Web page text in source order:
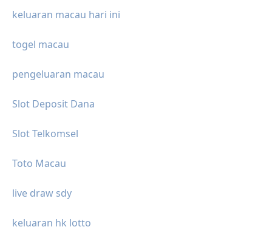
keluaran macau hari ini
togel macau
pengeluaran macau
Slot Deposit Dana
Slot Telkomsel
Toto Macau
live draw sdy
keluaran hk lotto